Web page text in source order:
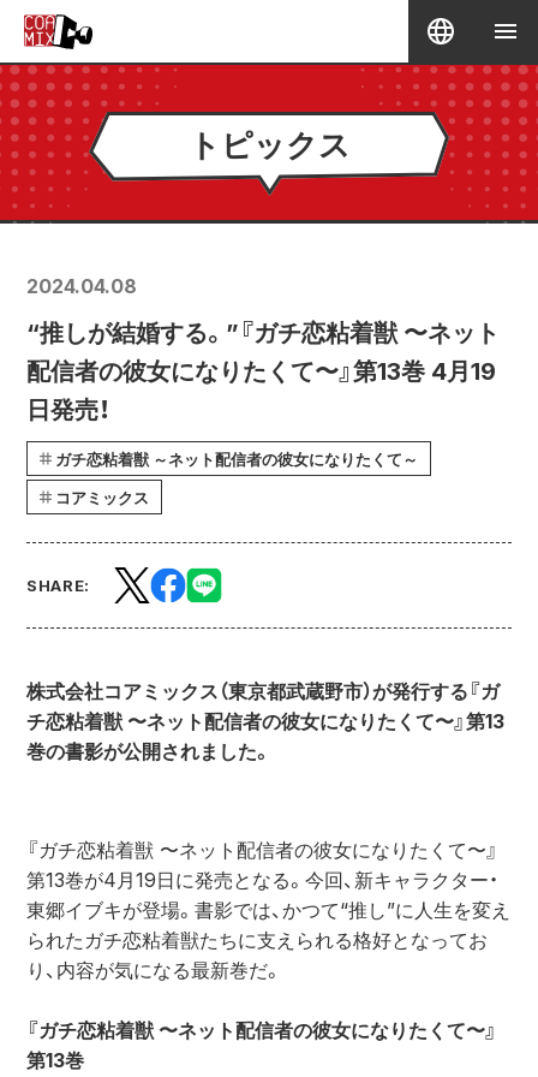
トピックス
2024.04.08
“推しが結婚する。”『ガチ恋粘着獣 〜ネット
配信者の彼女になりたくて〜』第13巻 4月19
日発売！
ガチ恋粘着獣 ～ネット配信者の彼女になりたくて～
コアミックス
SHARE:
株式会社コアミックス（東京都武蔵野市）が発行する『ガ
チ恋粘着獣 〜ネット配信者の彼女になりたくて〜』第13
巻の書影が公開されました。
『ガチ恋粘着獣 〜ネット配信者の彼女になりたくて〜』
第13巻が4月19日に発売となる。今回、新キャラクター・
東郷イブキが登場。書影では、かつて“推し”に人生を変え
られたガチ恋粘着獣たちに支えられる格好となってお
り、内容が気になる最新巻だ。
『ガチ恋粘着獣 〜ネット配信者の彼女になりたくて〜』
第13巻